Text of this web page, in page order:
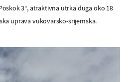
3“, atraktivna utrka duga oko 18
uprava vukovarsko-srijemska.